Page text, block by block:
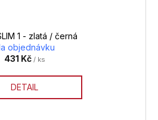
1 - zlatá / černá
objednávku
431 Kč / ks
DETAIL